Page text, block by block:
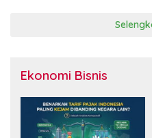
Ekonomi Bisnis